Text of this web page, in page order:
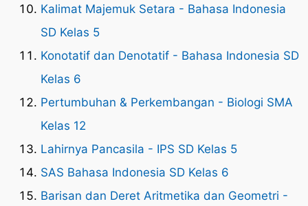
Kalimat Majemuk Setara - Bahasa Indonesia
SD Kelas 5
Konotatif dan Denotatif - Bahasa Indonesia SD
Kelas 6
Pertumbuhan & Perkembangan - Biologi SMA
Kelas 12
Lahirnya Pancasila - IPS SD Kelas 5
SAS Bahasa Indonesia SD Kelas 6
Barisan dan Deret Aritmetika dan Geometri -